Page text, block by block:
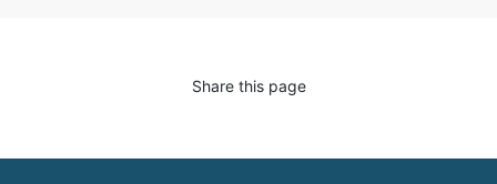
Share this page